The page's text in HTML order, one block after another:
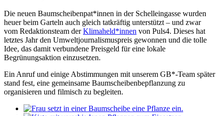
Die neuen Baumscheibenpat*innen in der Schelleingasse wurden
heuer beim Garteln auch gleich tatkräftig unterstützt – und zwar
vom Redaktionsteam derKlimaheld*innen von Puls4. Dieses hat
letztes Jahr den Umweltjournalismuspreis gewonnen und die tolle
Idee, das damit verbundene Preisgeld für eine lokale
Begrünungsaktion einzusetzen.
Ein Anruf und einige Abstimmungen mit unserem GB*-Team später
stand fest, eine gemeinsame Baumscheibenbepflanzung zu
organisieren und filmisch zu begleiten.